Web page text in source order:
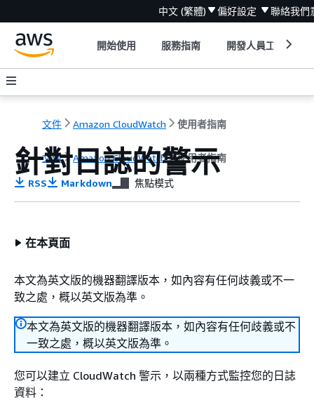
中文 (繁體) 偏好設定 聯絡我們
開始使用 服務指南 開發人員工具
文件 Amazon CloudWatch 使用者指南
文件 Amazon CloudWatch 使用者指南
針對日誌的警示
RSS Markdown 焦點模式
在本頁面
本文為英文版的機器翻譯版本，如內容有任何歧義或不一
致之處，概以英文版為準。
本文為英文版的機器翻譯版本，如內容有任何歧義或不
一致之處，概以英文版為準。
您可以建立 CloudWatch 警示，以兩種方式監控您的日誌
資料：